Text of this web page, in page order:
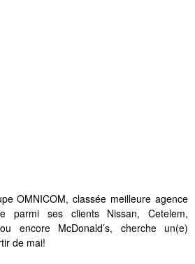
OMNICOM, classée meilleure agence
parmi ses clients Nissan, Cetelem,
encore McDonald’s, cherche un(e)
de mai!